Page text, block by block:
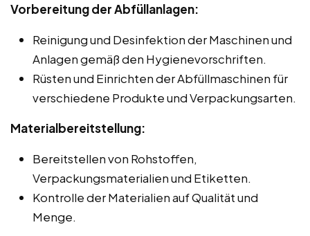
Vorbereitung der Abfüllanlagen:
Reinigung und Desinfektion der Maschinen und
Anlagen gemäß den Hygienevorschriften.
Rüsten und Einrichten der Abfüllmaschinen für
verschiedene Produkte und Verpackungsarten.
Materialbereitstellung:
Bereitstellen von Rohstoffen,
Verpackungsmaterialien und Etiketten.
Kontrolle der Materialien auf Qualität und
Menge.